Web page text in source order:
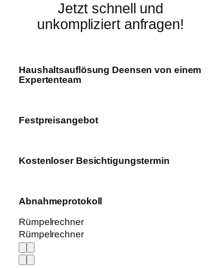
Jetzt schnell und
unkompliziert anfragen!
Haushaltsauflösung Deensen von einem
Expertenteam
Festpreisangebot
Kostenloser Besichtigungstermin
Abnahmeprotokoll
Rümpelrechner
Rümpelrechner